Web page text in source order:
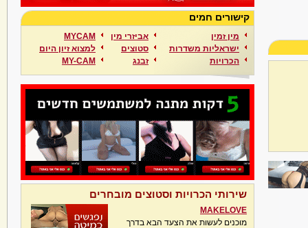
קישורים חמים
מין זמין
ישראליות משדרות
הכרויות
אביזרי מין
סטוצים
זבנג
MYCAM
למצוא זיון היום
MY-CAM
שירותי הכרויות וסטוצים מובחרים
MAKELOVE
מוכנים לעשות את הצעד הבא בדרך